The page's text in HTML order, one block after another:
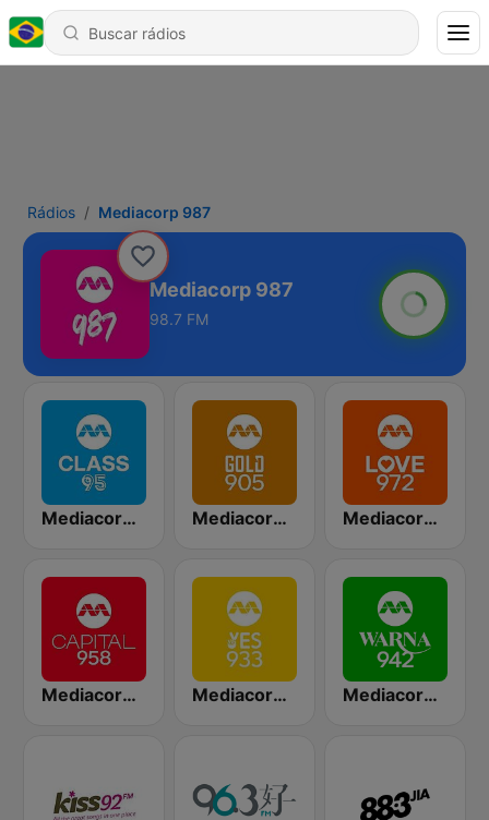
Rádios Mediacorp 987
Mediacorp 987
98.7 FM
Mediacorp CLASS 95 Mediacorp GOLD 905 Mediacorp LOVE 972
Mediacorp CAPITAL 958 Mediacorp YES 933 Mediacorp Warna 942